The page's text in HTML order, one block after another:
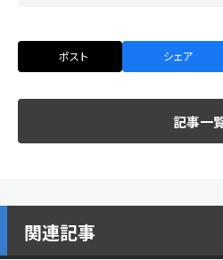
ポスト シェア
記事一
関連記事